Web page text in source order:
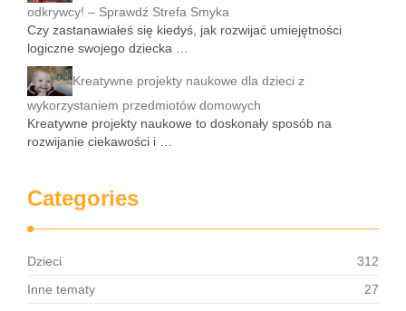
odkrywcy! – Sprawdź Strefa Smyka
Czy zastanawiałeś się kiedyś, jak rozwijać umiejętności
logiczne swojego dziecka …
Kreatywne projekty naukowe dla dzieci z
wykorzystaniem przedmiotów domowych
Kreatywne projekty naukowe to doskonały sposób na
rozwijanie ciekawości i …
Categories
Dzieci
312
Inne tematy
27